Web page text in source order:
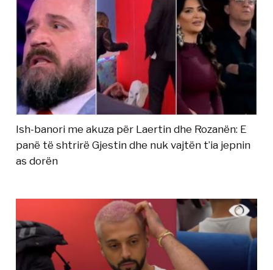
Ish-banori me akuza për Laertin dhe Rozanën: E
panë të shtrirë Gjestin dhe nuk vajtën t’ia jepnin
as dorën